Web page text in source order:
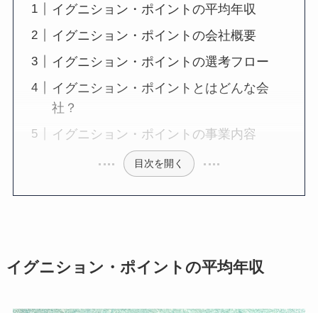
イグニション・ポイントの平均年収
イグニション・ポイントの会社概要
イグニション・ポイントの選考フロー
イグニション・ポイントとはどんな会
社？
イグニション・ポイントの事業内容
目次を開く
イグニション・ポイントの平均年収